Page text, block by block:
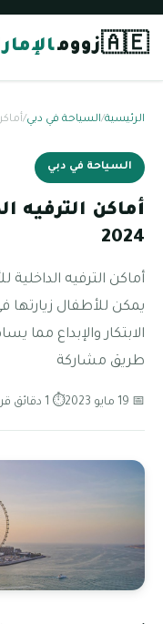
🇦🇪زووم
الرئيسية/السياحة في دبي/
السياحة في دبي
أماكن الترفيه
2024
أماكن الترفيه الداخلية
يمكن للأطفال زيارتها
الابتكار والإبداع مما
طريق مشاركة
📅 19 مايو 2023 ⏱ 1 دقائق قراءة